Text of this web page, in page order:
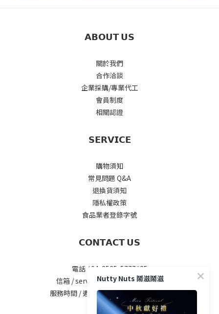
𝗔𝗕𝗢𝗨𝗧 𝗨𝗦
關於我們
合作洽談
企業採購/專業代工
會員制度
相關認證
𝗦𝗘𝗥𝗩𝗜𝗖𝗘
購物須知
常見問題 Q&A
退換貨須知
隱私權政策
食品業者登錄字號
𝗖𝗢𝗡𝗧𝗔𝗖𝗧 𝗨𝗦
電話 / 04-2535-5777#25
信箱 / service@nuttynuts.com.tw
服務時間 / 週一 ~ 週五 8:00am-5.00pm
Nutty Nuts 鬧滋鬧滋